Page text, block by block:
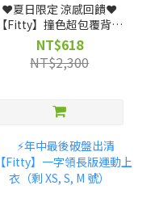
❤️夏日限定 涼感回饋❤️
【Fitty】撞色超包覆背扣
式運動內衣（剩 XS, S, M, L
號）
NT$618
NT$2,300